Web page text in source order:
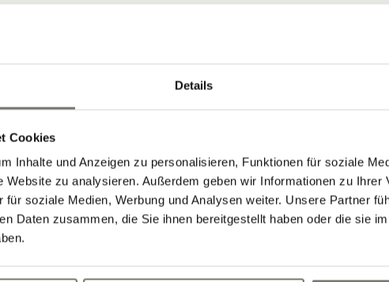
Details
Cookies
Inhalte und Anzeigen zu personalisieren, Funktionen für soziale
Website zu analysieren. Außerdem geben wir Informationen zu Ihrer
für soziale Medien, Werbung und Analysen weiter. Unsere Partner
Daten zusammen, die Sie ihnen bereitgestellt haben oder die sie
personenbezogenen Daten Dritter
diese Website beschafft,
werden, und bestätigen,
zur Übermittlung personenbezogener
diese Website eingeholt haben.